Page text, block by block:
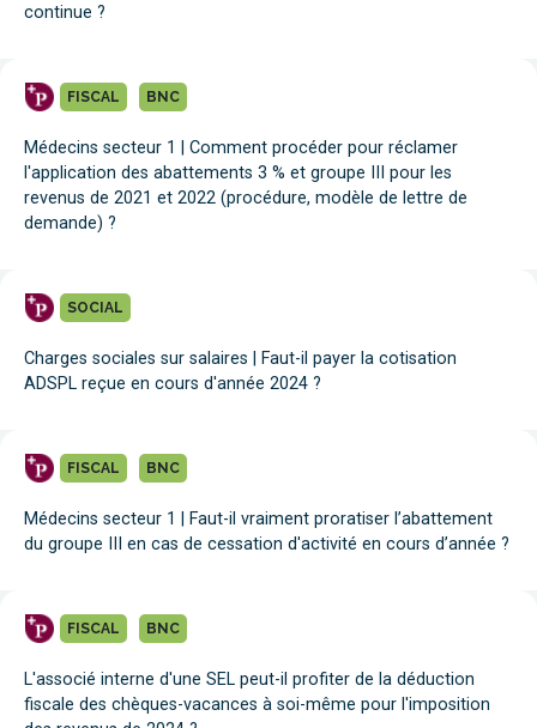
continue ?
FISCAL BNC
Médecins secteur 1 | Comment procéder pour réclamer
l'application des abattements 3 % et groupe III pour les
revenus de 2021 et 2022 (procédure, modèle de lettre de
demande) ?
SOCIAL
Charges sociales sur salaires | Faut-il payer la cotisation
ADSPL reçue en cours d'année 2024 ?
FISCAL BNC
Médecins secteur 1 | Faut-il vraiment proratiser l’abattement
du groupe III en cas de cessation d'activité en cours d’année ?
FISCAL BNC
L'associé interne d'une SEL peut-il profiter de la déduction
fiscale des chèques-vacances à soi-même pour l'imposition